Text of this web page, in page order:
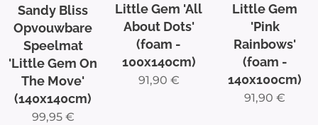
Sandy Bliss
Opvouwbare
Speelmat
'Little Gem On
The Move'
(140x140cm)
99,95€
Little Gem 'All
About Dots'
(foam -
100x140cm)
91,90 €
Little Gem
'Pink
Rainbows'
(foam -
140x100cm)
91,90 €